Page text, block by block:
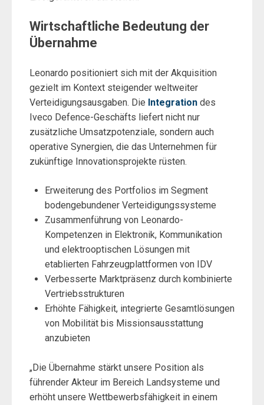
Wirtschaftliche Bedeutung der
Übernahme
Leonardo positioniert sich mit der Akquisition
gezielt im Kontext steigender weltweiter
Verteidigungsausgaben. Die Integration des
Iveco Defence-Geschäfts liefert nicht nur
zusätzliche Umsatzpotenziale, sondern auch
operative Synergien, die das Unternehmen für
zukünftige Innovationsprojekte rüsten.
Erweiterung des Portfolios im Segment
bodengebundener Verteidigungssysteme
Zusammenführung von Leonardo-
Kompetenzen in Elektronik, Kommunikation
und elektrooptischen Lösungen mit
etablierten Fahrzeugplattformen von IDV
Verbesserte Marktpräsenz durch kombinierte
Vertriebsstrukturen
Erhöhte Fähigkeit, integrierte Gesamtlösungen
von Mobilität bis Missionsausstattung
anzubieten
„Die Übernahme stärkt unsere Position als
führender Akteur im Bereich Landsysteme und
erhöht unsere Wettbewerbsfähigkeit in einem